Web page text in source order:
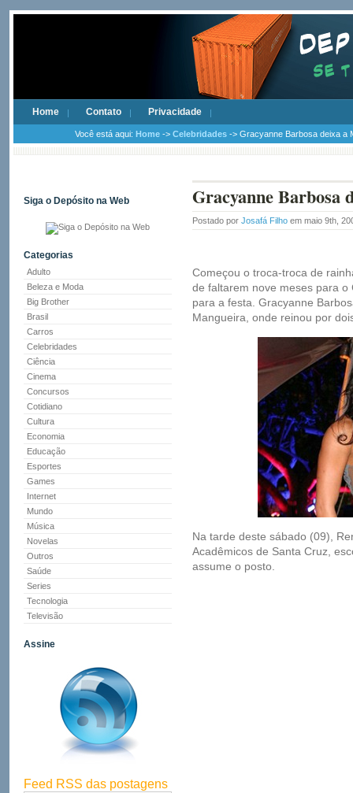
Home Contato Privacidade
Você está aqui: Home -> Celebridades -> Gracyanne Barbosa deixa a
Siga o Depósito na Web
Categorias
Adulto
Beleza e Moda
Big Brother
Brasil
Carros
Celebridades
Ciência
Cinema
Concursos
Cotidiano
Cultura
Economia
Educação
Esportes
Games
Internet
Mundo
Música
Novelas
Outros
Saúde
Series
Tecnologia
Televisão
Assine
Feed RSS das postagens
Gracyanne Barbosa
Postado por Josafá Filho em maio 9th,
Começou o troca-troca de
de faltarem nove meses para
para a festa. Gracyanne
Mangueira, onde reinou por
Na tarde deste sábado (09),
Acadêmicos de Santa Cruz,
assume o posto.